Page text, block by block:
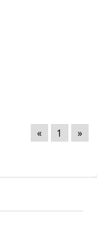
« 1 »